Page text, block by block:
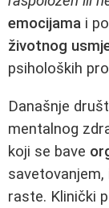
emocijama i
životnog
psiholoških
Današnje
mentalnog
koji se bave
savetovanjem,
raste. Klinički